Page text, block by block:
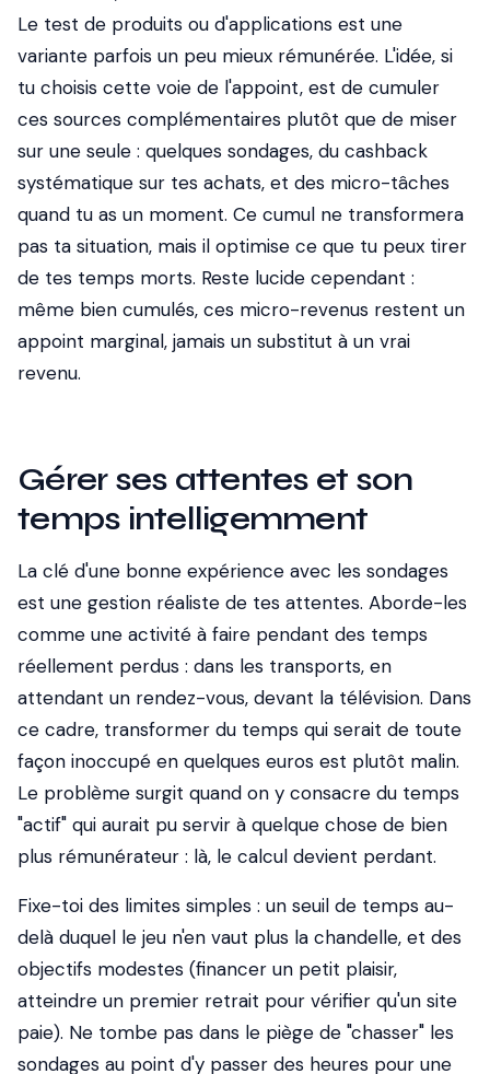
Le test de produits ou d'applications est une
variante parfois un peu mieux rémunérée. L'idée, si
tu choisis cette voie de l'appoint, est de cumuler
ces sources complémentaires plutôt que de miser
sur une seule : quelques sondages, du cashback
systématique sur tes achats, et des micro-tâches
quand tu as un moment. Ce cumul ne transformera
pas ta situation, mais il optimise ce que tu peux tirer
de tes temps morts. Reste lucide cependant :
même bien cumulés, ces micro-revenus restent un
appoint marginal, jamais un substitut à un vrai
revenu.
Gérer ses attentes et son
temps intelligemment
La clé d'une bonne expérience avec les sondages
est une gestion réaliste de tes attentes. Aborde-les
comme une activité à faire pendant des temps
réellement perdus : dans les transports, en
attendant un rendez-vous, devant la télévision. Dans
ce cadre, transformer du temps qui serait de toute
façon inoccupé en quelques euros est plutôt malin.
Le problème surgit quand on y consacre du temps
"actif" qui aurait pu servir à quelque chose de bien
plus rémunérateur : là, le calcul devient perdant.
Fixe-toi des limites simples : un seuil de temps au-
delà duquel le jeu n'en vaut plus la chandelle, et des
objectifs modestes (financer un petit plaisir,
atteindre un premier retrait pour vérifier qu'un site
paie). Ne tombe pas dans le piège de "chasser" les
sondages au point d'y passer des heures pour une